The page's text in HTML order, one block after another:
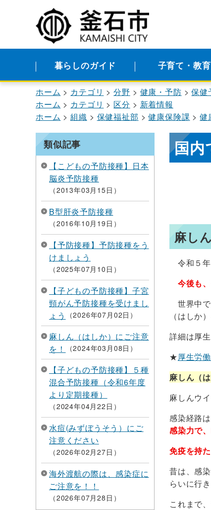
暮らしのガイド 子育て・教育
ホーム カテゴリ 分野 健康・予防
保健
ホーム
カテゴリ 区分
新着情報
ホーム
組織 保健福祉部 健康保険課 健
類似記事
【こどもの予防接種】日本
脳炎予防接種
2013年03月15日
B型肝炎予防接種
2016年10月19日
【予防接種】予防接種をう
けましょう
2025年07月10日
【子どもの予防接種】子宮
頸がん予防接種を受けまし
ょう
2026年07月02日
麻しん（はしか）にご注意
を！
2024年03月08日
【子どもの予防接種】５種
混合予防接種（令和6年度
より定期接種）
2024年04月22日
水痘(みずぼうそう）にご
注意ください
2026年02月27日
海外渡航の際は、感染症に
ご注意を！！
2026年07月28日
国内
麻し
令和５年
今後も
世界中
（はしか
詳細は厚
★厚生労
麻しん（
麻しんウ
感染経路
感染力で
免疫を持
昔は、感
らいに行
これまで